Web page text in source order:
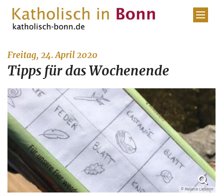
Zum Inhalt springen
Freitag, 24. April 2020
Tipps für das Wochenende
© Melanie Lieberer